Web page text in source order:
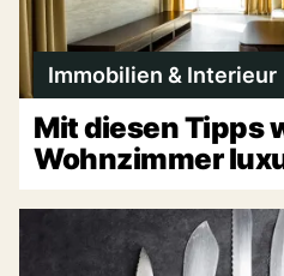
Immobilien & Interieur
Mit diesen Tipps
Wohnzimmer